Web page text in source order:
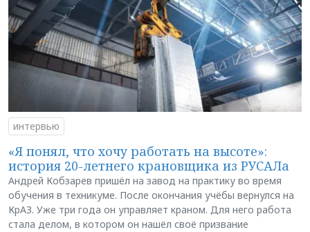
интервью
«Я понял, что хочу работать на высоте»:
история 20-летнего крановщика из РУСАЛа
Андрей Кобзарев пришёл на завод на практику во время
обучения в техникуме. После окончания учёбы вернулся на
КрАЗ. Уже три года он управляет краном. Для него работа
стала делом, в котором он нашёл своё призвание